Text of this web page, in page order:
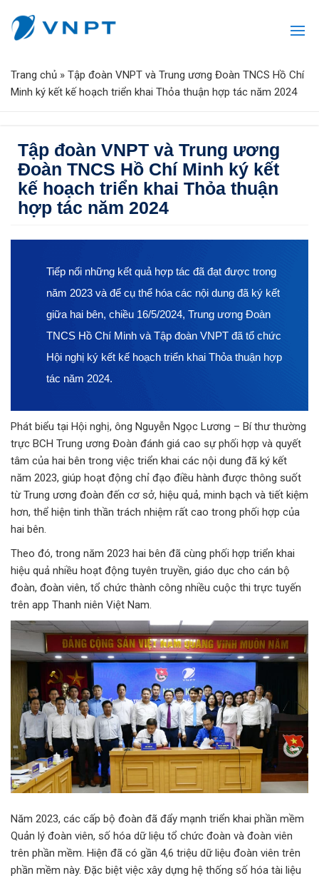
Trang chủ » Tập đoàn VNPT và Trung ương Đoàn TNCS Hồ Chí
Minh ký kết kế hoạch triển khai Thỏa thuận hợp tác năm 2024
Tập đoàn VNPT và Trung ương
Đoàn TNCS Hồ Chí Minh ký kết
kế hoạch triển khai Thỏa thuận
hợp tác năm 2024
Tiếp nối những kết quả hợp tác đã đạt được trong
năm 2023 và để cụ thể hóa các nội dung đã ký kết
giữa hai bên, chiều 16/5/2024, Trung ương Đoàn
TNCS Hồ Chí Minh và Tập đoàn VNPT đã tổ chức
Hội nghị ký kết kế hoạch triển khai Thỏa thuận hợp
tác năm 2024.
Phát biểu tại Hội nghị, ông Nguyễn Ngọc Lương – Bí thư thường
trực BCH Trung ương Đoàn đánh giá cao sự phối hợp và quyết
tâm của hai bên trong việc triển khai các nội dung đã ký kết
năm 2023, giúp hoạt động chỉ đạo điều hành được thông suốt
từ Trung ương đoàn đến cơ sở, hiệu quả, minh bạch và tiết kiệm
hơn, thể hiện tinh thần trách nhiệm rất cao trong phối hợp của
hai bên.
Theo đó, trong năm 2023 hai bên đã cùng phối hợp triển khai
hiệu quả nhiều hoạt động tuyên truyền, giáo dục cho cán bộ
đoàn, đoàn viên, tổ chức thành công nhiều cuộc thi trực tuyến
trên app Thanh niên Việt Nam.
Năm 2023, các cấp bộ đoàn đã đẩy mạnh triển khai phần mềm
Quản lý đoàn viên, số hóa dữ liệu tổ chức đoàn và đoàn viên
trên phần mềm. Hiện đã có gần 4,6 triệu dữ liệu đoàn viên trên
phần mềm này. Đặc biệt việc xây dựng hệ thống số hóa tài liệu